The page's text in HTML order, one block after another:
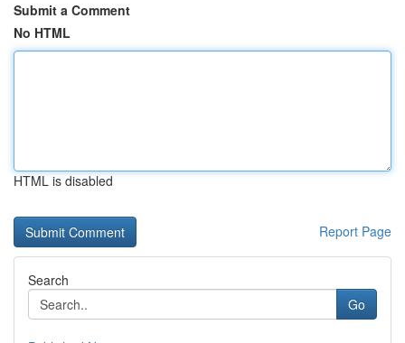
Submit a Comment
No HTML
HTML is disabled
Report Page
Search
Go